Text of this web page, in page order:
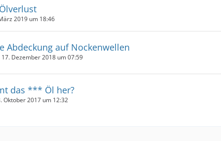
2019 um 18:46
Abdeckung auf Nockenwellen
17. Dezember 2018 um 07:59
das *** Öl her?
Oktober 2017 um 12:32